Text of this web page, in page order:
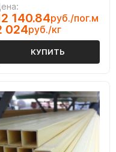
140.84руб./пог.м
024руб./кг
КУПИТЬ